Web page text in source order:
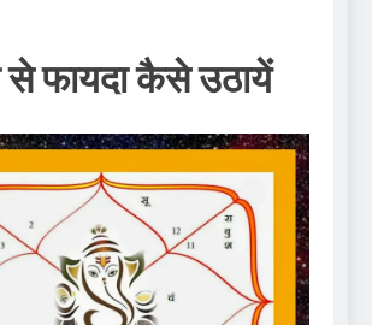
से फायदा कैसे उठायें